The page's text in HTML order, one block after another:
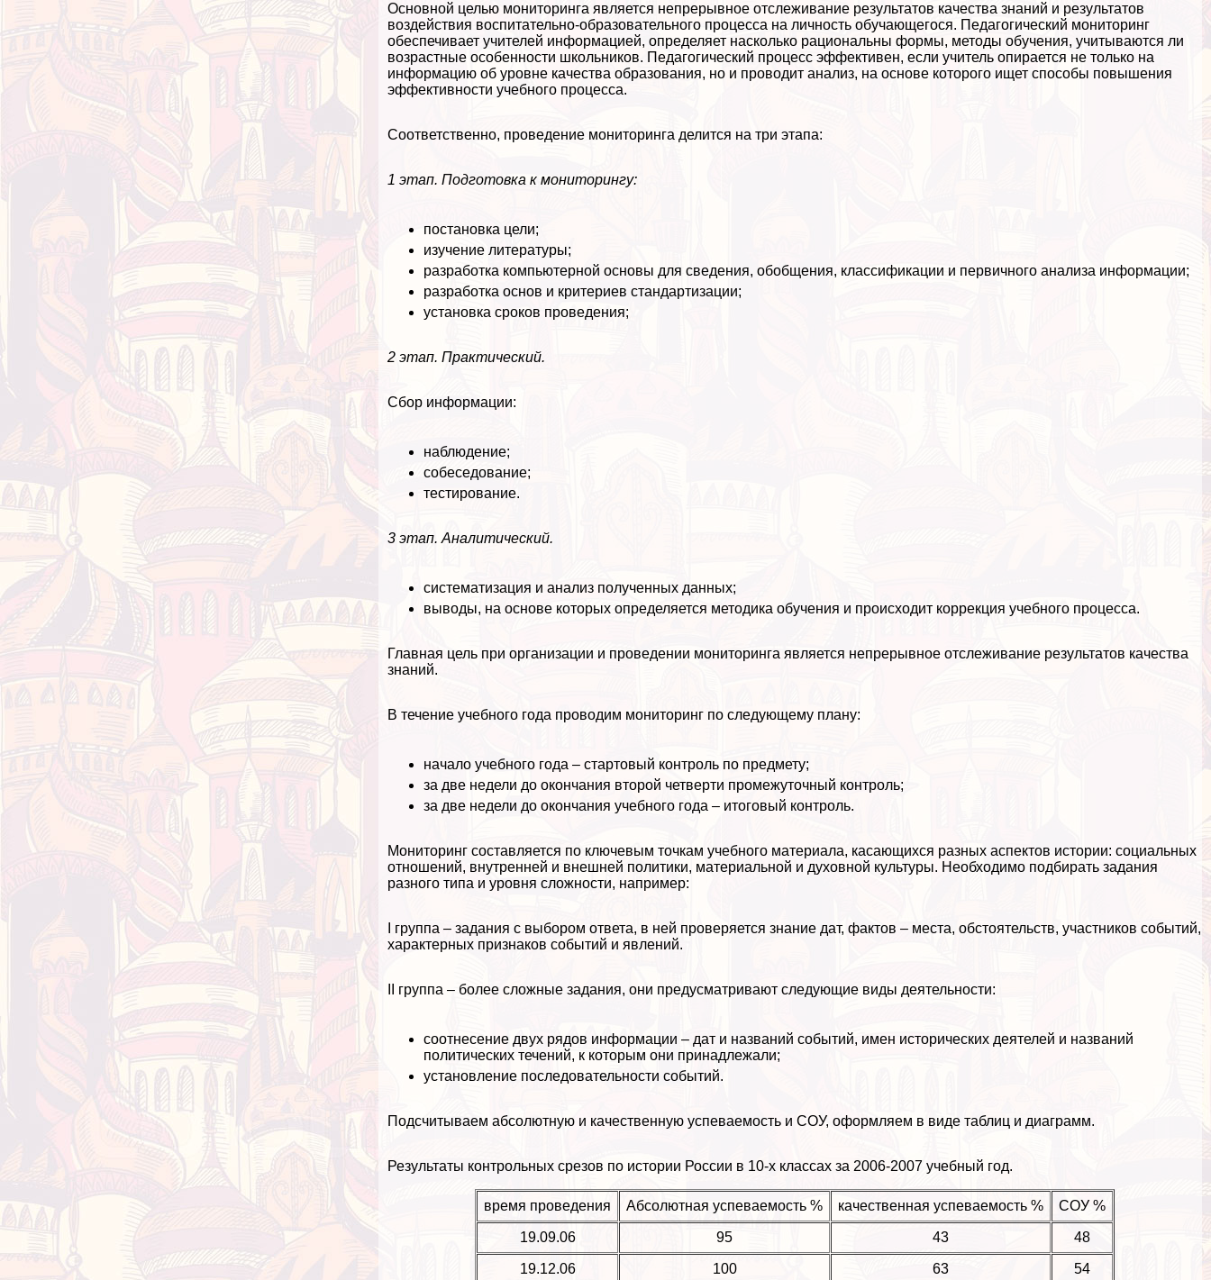
Основной целью мониторинга является непрерывное отслеживание результатов качества знаний и результатов
воздействия воспитательно-образовательного процесса на личность обучающегося. Педагогический мониторинг
обеспечивает учителей информацией, определяет насколько рациональны формы, методы обучения, учитываются ли
возрастные особенности школьников. Педагогический процесс эффективен, если учитель опирается не только на
информацию об уровне качества образования, но и проводит анализ, на основе которого ищет способы повышения
эффективности учебного процесса.
Соответственно, проведение мониторинга делится на три этапа:
1 этап. Подготовка к мониторингу:
постановка цели;
изучение литературы;
разработка компьютерной основы для сведения, обобщения, классификации и первичного анализа информации;
разработка основ и критериев стандартизации;
установка сроков проведения;
2 этап. Пpaктический.
Сбор информации:
наблюдение;
собеседование;
тестирование.
3 этап. Аналитический.
систематизация и анализ полученных данных;
выводы, на основе которых определяется методика обучения и происходит коррекция учебного процесса.
Главная цель при организации и проведении мониторинга является непрерывное отслеживание результатов качества
знаний.
В течение учебного года проводим мониторинг по следующему плану:
начало учебного года – стартовый контроль по предмету;
за две недели до окончания второй четверти промежуточный контроль;
за две недели до окончания учебного года – итоговый контроль.
Мониторинг составляется по ключевым точкам учебного материала, касающихся разных аспектов истории: социальных
отношений, внутренней и внешней политики, материальной и духовной культуры. Необходимо подбирать задания
разного типа и уровня сложности, например:
I группа – задания с выбором ответа, в ней проверяется знание дат, фактов – места, обстоятельств, участников событий,
хаpaктерных признаков событий и явлений.
II группа – более сложные задания, они предусматривают следующие виды деятельности:
соотнесение двух рядов информации – дат и названий событий, имен исторических деятелей и названий
политических течений, к которым они принадлежали;
установление последовательности событий.
Подсчитываем абсолютную и качественную успеваемость и СОУ, оформляем в виде таблиц и диаграмм.
Результаты контрольных срезов по истории России в 10-х классах за 2006-2007 учебный год.
время проведения Абсолютная успеваемость % качественная успеваемость % СОУ %
19.09.06 95 43 48
19.12.06 100 63 54